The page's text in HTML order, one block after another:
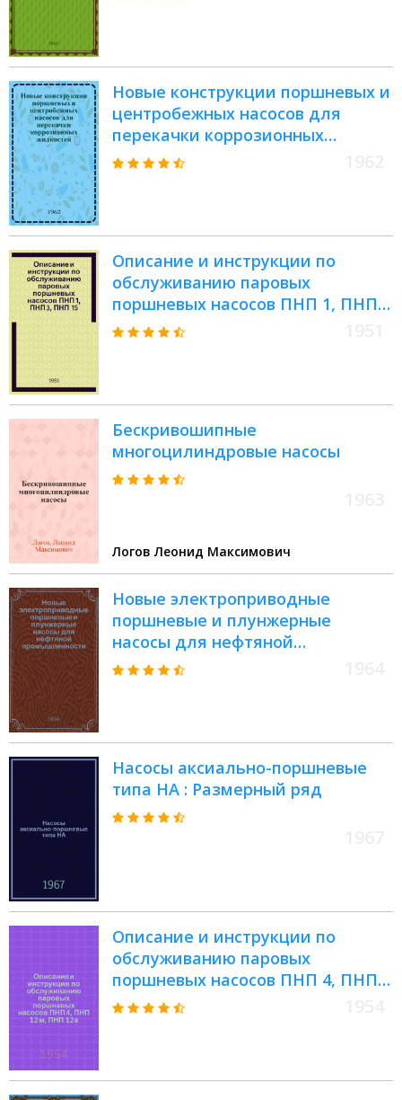
Новые конструкции поршневых и
центробежных насосов для
перекачки коррозионных
жидкостей, сжиженных газов и
Описание и инструкции по
обслуживанию паровых
поршневых насосов ПНП 1, ПНП
3, ПНП 15 : На кораблях и
Бескривошипные
многоцилиндровые насосы
Логов Леонид Максимович
Новые электроприводные
поршневые и плунжерные
насосы для нефтяной
промышленности : Сборник
Насосы аксиально-поршневые
типа НА : Размерный ряд
Описание и инструкции по
обслуживанию паровых
поршневых насосов ПНП 4, ПНП
12 м, ПНП 12а, ПНП 5 (I, II и III